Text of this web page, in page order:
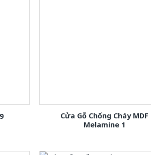
Cửa Gỗ Chống Cháy MDF
Melamine 1